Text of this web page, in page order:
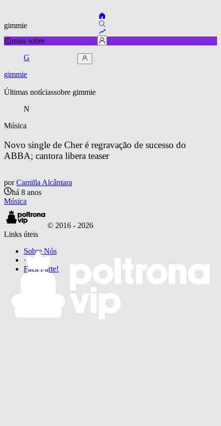
gimmie
mais sobre
G
gimmie
Últimas notíciassobre gimmie
N
Música
Novo single de Cher é regravação de sucesso do
ABBA; cantora libera teaser
por Camilla Alcântara
há 8 anos
Música
© 2016 - 2026
Links úteis
Sobre Nós
·
Faça Parte!